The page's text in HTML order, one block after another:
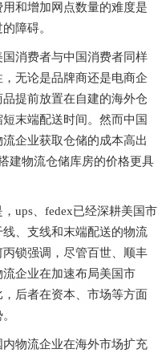
和增加网点数量的难度是
障碍。
消费者与中国消费者同样
无论是品牌商还是电商企
提前放置在自建的海外仓
末端配送时间。然而中国
企业获取仓储的成本高出
建物流仓储库房的价格更具
ups、fedex已经深耕美国市
、支线和末端配送的物流
锁强调，尽管百世、顺丰
企业在加速布局美国市
后者在资本、市场等方面
物流企业在海外市场扩充